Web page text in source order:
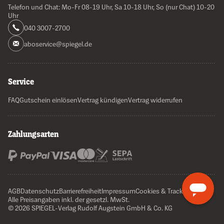
Telefon und Chat: Mo-Fr 08-19 Uhr, Sa 10-18 Uhr, So (nur Chat) 10-20
Uhr
040 3007-2700
aboservice@spiegel.de
Service
FAQGutschein einlösenVertrag kündigenVertrag widerrufen
Zahlungsarten
AGBDatenschutzBarrierefreiheitImpressumCookies & Tracking
Alle Preisangaben inkl. der gesetzl. MwSt.
© 2026 SPIEGEL-Verlag Rudolf Augstein GmbH & Co. KG